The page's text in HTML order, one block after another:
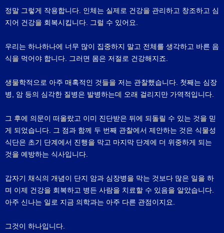
정말 그렇게 작용합니다. 인체는 실제로 건강을 관리하고 창조하고 심
지어 건강을 회복시킵니다. 그럴 수 있어요.
우리는 하나하나에 너무 많이 집중하지 말고 전체를 생각하고 바른 음
식을 먹어야 합니다. 그러면 몸은 저절로 건강해지죠.
생물학적으로 아주 매혹적인 것들을 저는 관찰했습니다. 첫째는 심장
병, 암 등의 심각한 질병은 발병하는데 오래 걸리지만 가역적입니다.
그 후에 의문이 떠올랐고 이미 진단받은 뒤에 되돌릴 수 있는 것을 믿
게 되었습니다. 그 점과 함께 두 번째 관찰에서 제안하는 것은 식물성
식단은 초기 단계에서 진행을 막고 마지막 단계에 더 위중하게 되는
것을 예방하는 식사입니다.
갑자기 채식의 개념이 단지 암과 심장병을 막는 것보다 많은 일을 하
며 이제 건강을 회복하고 병든 사람을 치료할 수 있음을 알았습니다.
아주 신나는 일로 지금 의학과는 아주 다른 관점이지요.
그것이 하나입니다.